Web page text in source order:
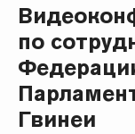
по
Гвинеи